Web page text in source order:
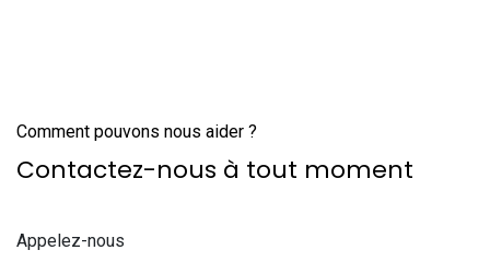
Comment pouvons nous aider ?
Contactez-nous à tout moment
Appelez-nous